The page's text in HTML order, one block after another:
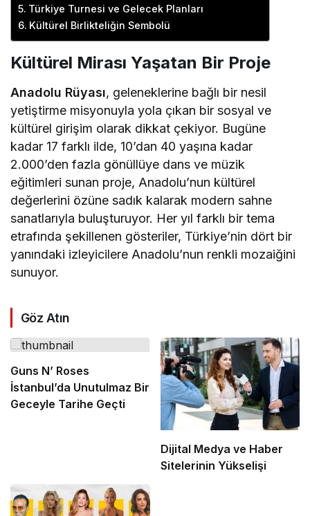
Türkiye Turnesi ve Gelecek Planları
Kültürel Birlikteliğin Sembolü
Kültürel Mirası Yaşatan Bir Proje
Anadolu Rüyası, geleneklerine bağlı bir nesil
yetiştirme misyonuyla yola çıkan bir sosyal ve
kültürel girişim olarak dikkat çekiyor. Bugüne
kadar 17 farklı ilde, 10’dan 40 yaşına kadar
2.000’den fazla gönüllüye dans ve müzik
eğitimleri sunan proje, Anadolu’nun kültürel
değerlerini özüne sadık kalarak modern sahne
sanatlarıyla buluşturuyor. Her yıl farklı bir tema
etrafında şekillenen gösteriler, Türkiye’nin dört bir
yanındaki izleyicilere Anadolu’nun renkli mozaiğini
sunuyor.
Göz Atın
Guns N’ Roses
İstanbul’da Unutulmaz Bir
Geceyle Tarihe Geçti
Dijital Medya ve Haber
Sitelerinin Yükselişi